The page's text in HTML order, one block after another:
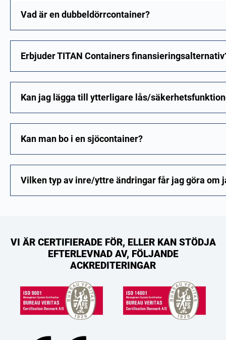
Vad är en dubbeldörrcontainer?
Erbjuder TITAN Containers
Kan jag lägga till ytterligare lås/
Kan man bo i en sjöcontainer?
Vilken typ av inre/yttre ändringar får jag göra om
VI ÄR CERTIFIERADE FÖR, ELLER KAN STÖDJA
EFTERLEVNAD AV, FÖLJANDE
ACKREDITERINGAR